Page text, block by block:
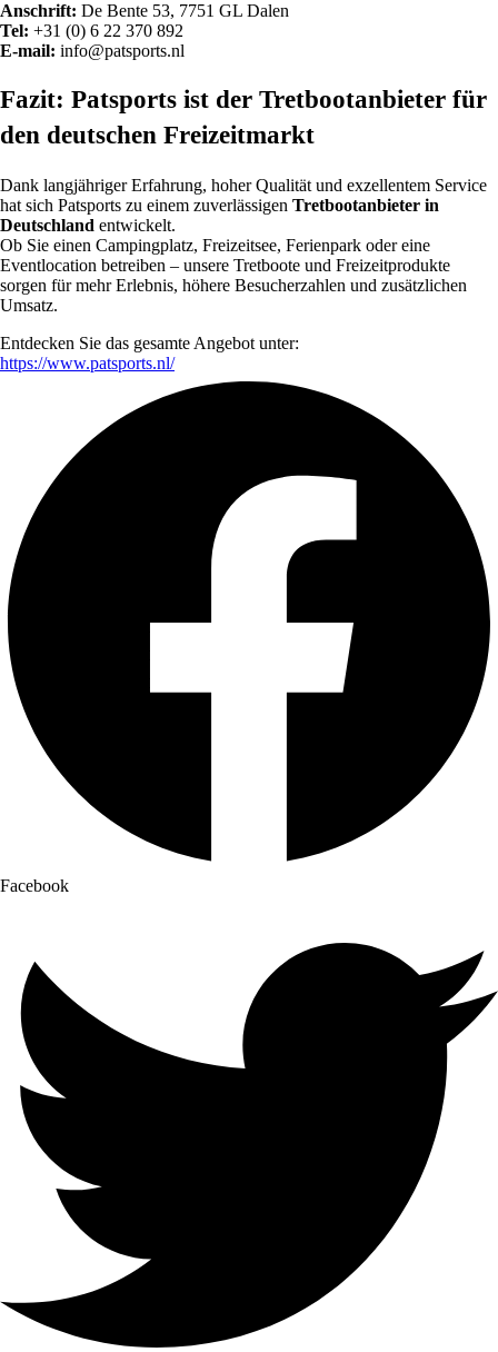
Anschrift: De Bente 53, 7751 GL Dalen
Tel: +31 (0) 6 22 370 892
E-mail: info@patsports.nl
Fazit: Patsports ist der Tretbootanbieter für
den deutschen Freizeitmarkt
Dank langjähriger Erfahrung, hoher Qualität und exzellentem Service
hat sich Patsports zu einem zuverlässigen Tretbootanbieter in
Deutschland entwickelt.
Ob Sie einen Campingplatz, Freizeitsee, Ferienpark oder eine
Eventlocation betreiben – unsere Tretboote und Freizeitprodukte
sorgen für mehr Erlebnis, höhere Besucherzahlen und zusätzlichen
Umsatz.
Entdecken Sie das gesamte Angebot unter:
https://www.patsports.nl/
Facebook